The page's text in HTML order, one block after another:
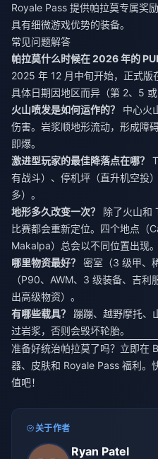
Royale Pass 提供帕拉莫专属奖
具有细微游戏优势的装备。
常见问题解答
帕拉莫什么时候在 2026 年的
2025 年 12 月中旬开始，正式版
具体日期因地区而异（第 2、5 或
火山喷发是如何运作的？
中心火
伤害。岩浆顺地形流动，形成障
即爆。
激进型玩家的最佳降落点在哪？
有战斗）、停机坪（直升机空投
多）。
地形多久改变一次？
除了火山和
比赛都会重新定位。四个地点（
Makalpa）总会以不同位置出现。
哪里物资最好？
密室（3 级甲、
（P90、AWM、3 级装备、吉
出高级物资）。
有哪些载具？
蹦蹦、越野摩托、
过岩浆，否则会毁坏轮胎。
准备好统治帕拉莫了吗？立即在
器、皮肤和 Royale Pass 福利。
值吧！
关于作者
Ryan Patel